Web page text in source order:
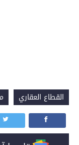
القطاع العقاري